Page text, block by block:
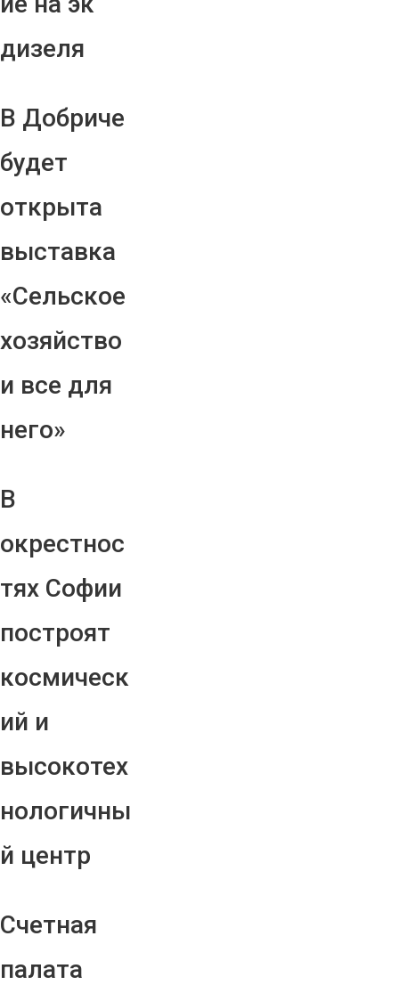
дизеля
В Добриче
будет
открыта
выставка
«Сельское
хозяйство
и все для
него»
В
окрестнос
тях Софии
построят
космическ
ий и
высокотех
нологичны
й центр
Счетная
палата